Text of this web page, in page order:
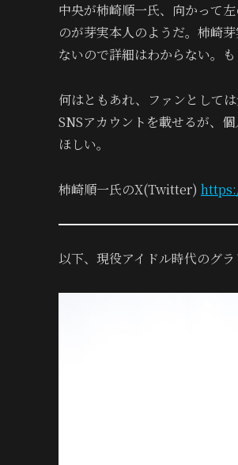
中央が柿崎順一氏、向かって
のが芽実本人のようだ。柿崎
ないので詳細はわからない。
何はともあれ、ファンとして
SNSアカウントを載せるが、
ほしい。
柿崎順一氏のX(Twitter)
以下、現役アイドル時代のグラ